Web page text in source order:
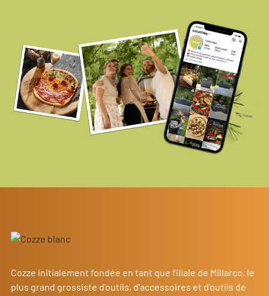
Cozze initialement fondée en tant que filiale de Millarco, le
plus grand grossiste d'outils, d'accessoires et d'outils de